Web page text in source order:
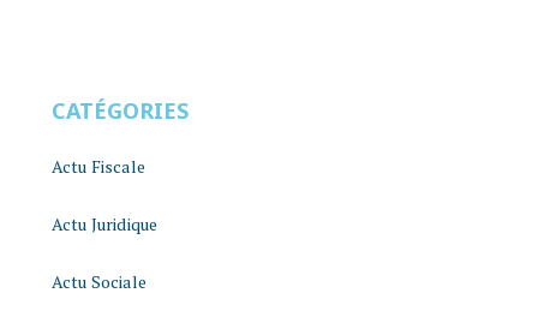
CATÉGORIES
Actu Fiscale
Actu Juridique
Actu Sociale